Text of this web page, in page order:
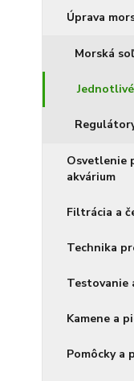
Úprava
Morská soľ
Osvetlenie
akvárium
Filtrácia a
Technika
Testovanie
Kamene a
Pomôcky a